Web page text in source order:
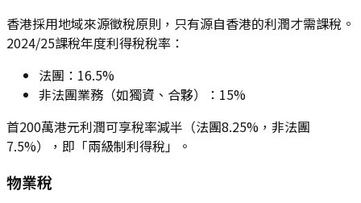
香港採用地域來源徵稅原則，只有源自香港的利潤才需課稅。
2024/25課稅年度利得稅稅率：
法團：16.5%
非法團業務（如獨資、合夥）：15%
首200萬港元利潤可享稅率減半（法團8.25%，非法團
7.5%），即「兩級制利得稅」。
物業稅